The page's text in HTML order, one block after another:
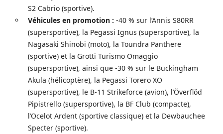
S2 Cabrio (sportive).
Véhicules en promotion : -40 % sur l’Annis S80RR
(supersportive), la Pegassi Ignus (supersportive), la
Nagasaki Shinobi (moto), la Toundra Panthere
(sportive) et la Grotti Turismo Omaggio
(supersportive), ainsi que -30 % sur le Buckingham
Akula (hélicoptère), la Pegassi Torero XO
(supersportive), le B-11 Strikeforce (avion), l’Överflöd
Pipistrello (supersportive), la BF Club (compacte),
l’Ocelot Ardent (sportive classique) et la Dewbauchee
Specter (sportive).